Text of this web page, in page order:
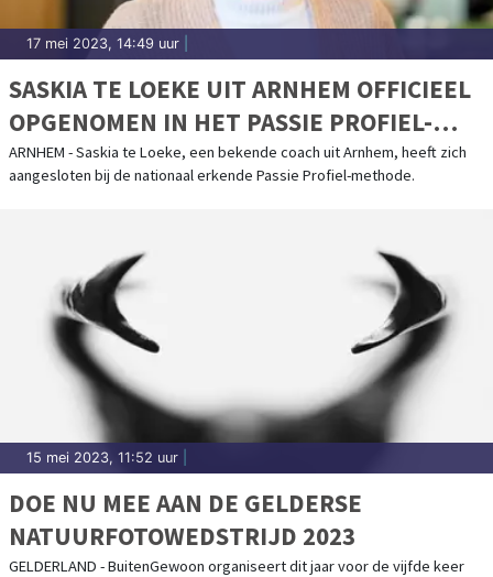
17 mei 2023, 14:49 uur
SASKIA TE LOEKE UIT ARNHEM OFFICIEEL
OPGENOMEN IN HET PASSIE PROFIEL-
NETWERK
ARNHEM - Saskia te Loeke, een bekende coach uit Arnhem, heeft zich
aangesloten bij de nationaal erkende Passie Profiel-methode.
15 mei 2023, 11:52 uur
DOE NU MEE AAN DE GELDERSE
NATUURFOTOWEDSTRIJD 2023
GELDERLAND - BuitenGewoon organiseert dit jaar voor de vijfde keer